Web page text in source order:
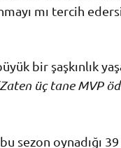
mı tercih
bir şaşkınlık
üç tane MVP
sezon oynadığı